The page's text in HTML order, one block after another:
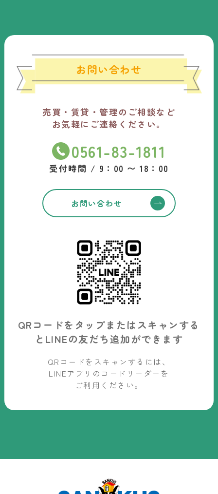
お問い合わせ
売買・賃貸・管理のご相談など
お気軽にご連絡ください。
0561-83-1811
受付時間 / 9：00 〜 18：00
お問い合わせ
QRコードをタップまたはスキャンする
と LINEの友だち追加ができます
QRコードをスキャンするには、
LINEアプリのコードリーダーを
ご利用ください。